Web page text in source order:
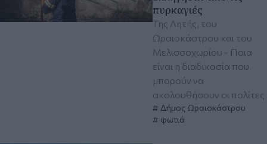
πυρκαγιές
Της Λητής, του
Ωραιοκάστρου και του
Μελισσοχωρίου - Ποια
είναι η διαδικασία που
μπορούν να
ακολουθήσουν οι πολίτες
Δήμος Ωραιοκάστρου
φωτιά